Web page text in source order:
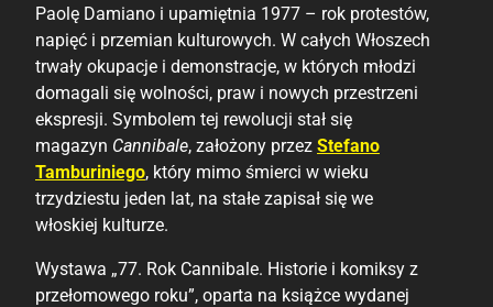
Paolę Damiano i upamiętnia 1977 – rok protestów,
napięć i przemian kulturowych. W całych Włoszech
trwały okupacje i demonstracje, w których młodzi
domagali się wolności, praw i nowych przestrzeni
ekspresji. Symbolem tej rewolucji stał się
magazyn Cannibale, założony przez Stefano
Tamburiniego, który mimo śmierci w wieku
trzydziestu jeden lat, na stałe zapisał się we
włoskiej kulturze.
Wystawa „77. Rok Cannibale. Historie i komiksy z
przełomowego roku”, oparta na książce wydanej